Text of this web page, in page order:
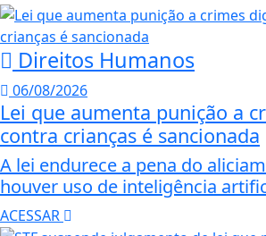
Direitos Humanos
06/08/2026
Lei que aumenta punição a
contra crianças é sancionada
A lei endurece a pena do
houver uso de inteligência
ACESSAR